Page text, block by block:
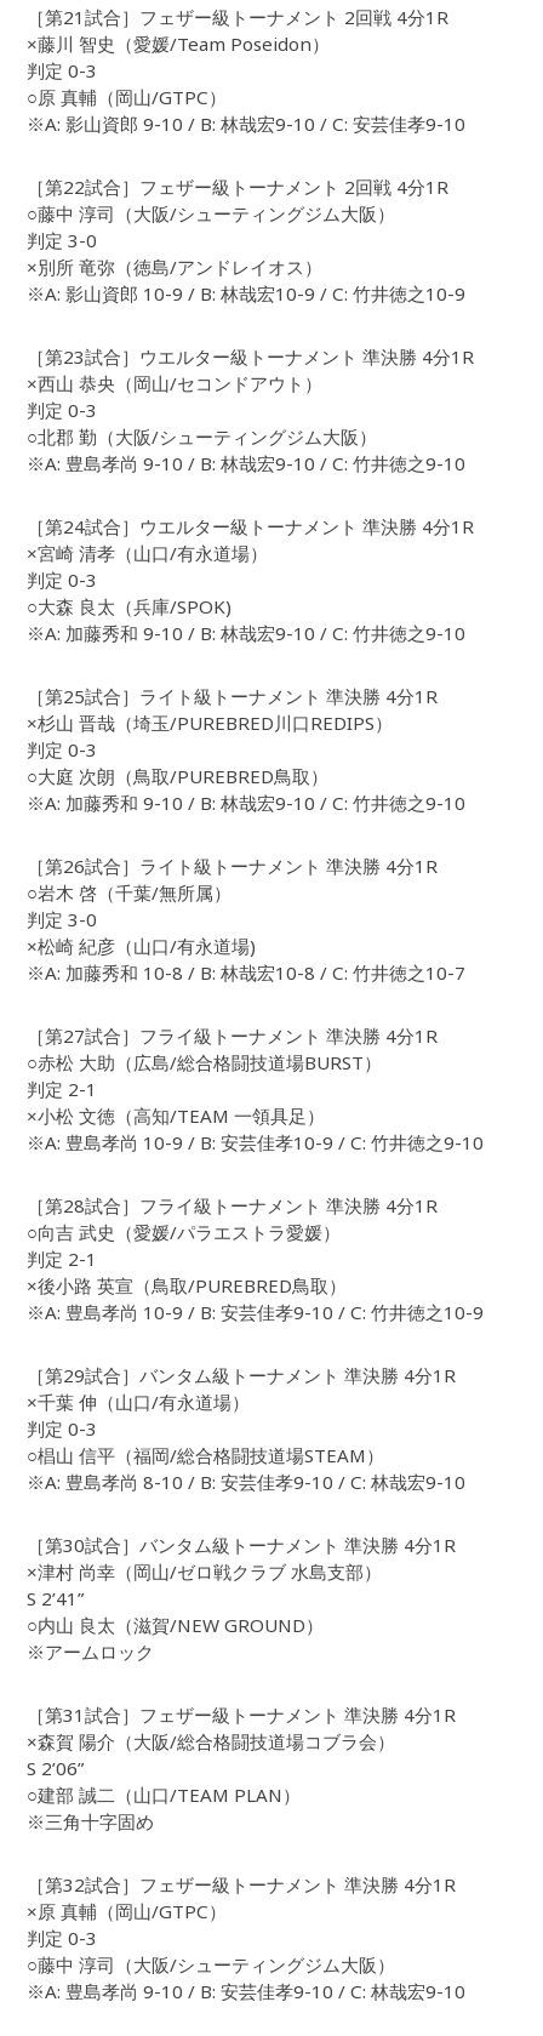
［第21試合］フェザー級トーナメント 2回戦 4分1R
×藤川 智史（愛媛/Team Poseidon）
判定 0-3
○原 真輔（岡山/GTPC）
※A: 影山資郎 9-10 / B: 林哉宏9-10 / C: 安芸佳孝9-10
［第22試合］フェザー級トーナメント 2回戦 4分1R
○藤中 淳司（大阪/シューティングジム大阪）
判定 3-0
×別所 竜弥（徳島/アンドレイオス）
※A: 影山資郎 10-9 / B: 林哉宏10-9 / C: 竹井徳之10-9
［第23試合］ウエルター級トーナメント 準決勝 4分1R
×西山 恭央（岡山/セコンドアウト）
判定 0-3
○北郡 勤（大阪/シューティングジム大阪）
※A: 豊島孝尚 9-10 / B: 林哉宏9-10 / C: 竹井徳之9-10
［第24試合］ウエルター級トーナメント 準決勝 4分1R
×宮崎 清孝（山口/有永道場）
判定 0-3
○大森 良太（兵庫/SPOK)
※A: 加藤秀和 9-10 / B: 林哉宏9-10 / C: 竹井徳之9-10
［第25試合］ライト級トーナメント 準決勝 4分1R
×杉山 晋哉（埼玉/PUREBRED川口REDIPS）
判定 0-3
○大庭 次朗（鳥取/PUREBRED鳥取）
※A: 加藤秀和 9-10 / B: 林哉宏9-10 / C: 竹井徳之9-10
［第26試合］ライト級トーナメント 準決勝 4分1R
○岩木 啓（千葉/無所属）
判定 3-0
×松崎 紀彦（山口/有永道場)
※A: 加藤秀和 10-8 / B: 林哉宏10-8 / C: 竹井徳之10-7
［第27試合］フライ級トーナメント 準決勝 4分1R
○赤松 大助（広島/総合格闘技道場BURST）
判定 2-1
×小松 文徳（高知/TEAM 一領具足）
※A: 豊島孝尚 10-9 / B: 安芸佳孝10-9 / C: 竹井徳之9-10
［第28試合］フライ級トーナメント 準決勝 4分1R
○向吉 武史（愛媛/パラエストラ愛媛）
判定 2-1
×後小路 英宣（鳥取/PUREBRED鳥取）
※A: 豊島孝尚 10-9 / B: 安芸佳孝9-10 / C: 竹井徳之10-9
［第29試合］バンタム級トーナメント 準決勝 4分1R
×千葉 伸（山口/有永道場）
判定 0-3
○椙山 信平（福岡/総合格闘技道場STEAM）
※A: 豊島孝尚 8-10 / B: 安芸佳孝9-10 / C: 林哉宏9-10
［第30試合］バンタム級トーナメント 準決勝 4分1R
×津村 尚幸（岡山/ゼロ戦クラブ 水島支部）
S 2’41”
○内山 良太（滋賀/NEW GROUND）
※アームロック
［第31試合］フェザー級トーナメント 準決勝 4分1R
×森賀 陽介（大阪/総合格闘技道場コブラ会）
S 2’06”
○建部 誠二（山口/TEAM PLAN）
※三角十字固め
［第32試合］フェザー級トーナメント 準決勝 4分1R
×原 真輔（岡山/GTPC）
判定 0-3
○藤中 淳司（大阪/シューティングジム大阪）
※A: 豊島孝尚 9-10 / B: 安芸佳孝9-10 / C: 林哉宏9-10